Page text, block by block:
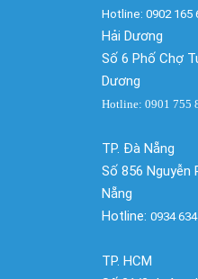
Hotline: 0902 165
Hải Dương
Số 6 Phố Chợ
Dương
Hotline: 0901 755
TP. Đà Nẵng
Số 856 Nguyễn
Nẵng
Hotline:0934
TP. HCM